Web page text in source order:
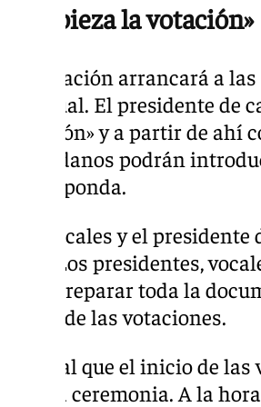
«Empieza la votación»
La votación arrancará a
habitual. El presidente de
votación» y a partir de ahí
ciudadanos podrán
corresponda.
Los vocales y el
más. Los presidentes,
para preparar toda la
inicio de las votaciones.
Al igual que el inicio de
propia ceremonia. A la